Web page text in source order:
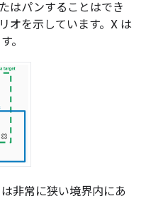
はパンすることはでき
オを示しています。X は
。
非常に狭い境界内にあ